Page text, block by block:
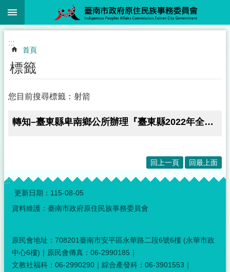
跳到主要內容區塊
:::
首頁
標籤
您目前搜尋標籤：射箭
轉知–臺東縣卑南鄉公所辦理『臺東縣2022年全國原住民射箭賽暨傳統綜合運動競技邀請賽』
回上一頁 回最上面
:::
更新日期： 115-08-05
資料維護：臺南市政府原住民族事務委員會
原民會地址：708201臺南市安平區永華路二段6號6樓 (永華市政
中心6樓)｜原民會傳真：06-2990185｜
文教社福科：06-2990290｜綜合產發科：06-3901553｜